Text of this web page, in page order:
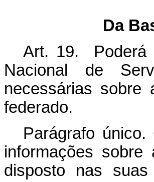
Da
Art. 19. Poderá
Nacional de
necessárias
federado.
Parágrafo
informações
disposto nas